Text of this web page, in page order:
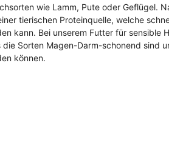
wie Lamm, Pute oder Geflügel.
tierischen Proteinquelle, welche
kann. Bei unserem Futter für sensible
die Sorten Magen-Darm-schonend sind
können.